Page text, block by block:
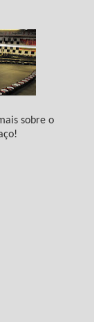
sobre o